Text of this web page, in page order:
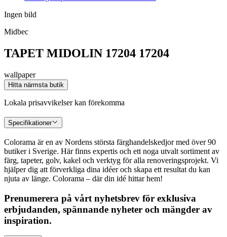
Ingen bild
Midbec
TAPET MIDOLIN 17204 17204
wallpaper
Hitta närmsta butik
Lokala prisavvikelser kan förekomma
Specifikationer
Colorama är en av Nordens största färghandelskedjor med över 90
butiker i Sverige. Här finns expertis och ett noga utvalt sortiment av
färg, tapeter, golv, kakel och verktyg för alla renoveringsprojekt. Vi
hjälper dig att förverkliga dina idéer och skapa ett resultat du kan
njuta av länge. Colorama – där din idé hittar hem!
Prenumerera på vårt nyhetsbrev för exklusiva
erbjudanden, spännande nyheter och mängder av
inspiration.